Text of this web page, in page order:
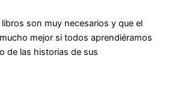
son muy necesarios y que el
mejor si todos aprendiéramos
de las historias de sus